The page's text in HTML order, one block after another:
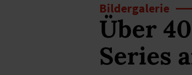
Bildergalerie
Über
Series